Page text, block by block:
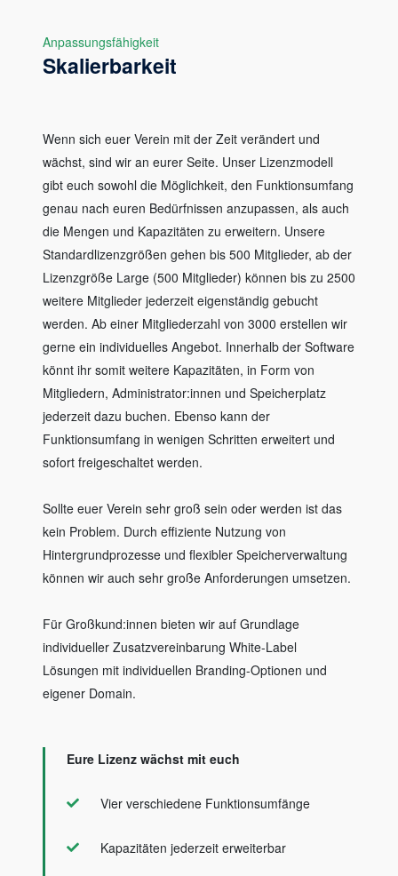
Anpassungsfähigkeit
Skalierbarkeit
Wenn sich euer Verein mit der Zeit verändert und
wächst, sind wir an eurer Seite. Unser Lizenzmodell
gibt euch sowohl die Möglichkeit, den Funktionsumfang
genau nach euren Bedürfnissen anzupassen, als auch
die Mengen und Kapazitäten zu erweitern. Unsere
Standardlizenzgrößen gehen bis 500 Mitglieder, ab der
Lizenzgröße Large (500 Mitglieder) können bis zu 2500
weitere Mitglieder jederzeit eigenständig gebucht
werden. Ab einer Mitgliederzahl von 3000 erstellen wir
gerne ein individuelles Angebot. Innerhalb der Software
könnt ihr somit weitere Kapazitäten, in Form von
Mitgliedern, Administrator:innen und Speicherplatz
jederzeit dazu buchen. Ebenso kann der
Funktionsumfang in wenigen Schritten erweitert und
sofort freigeschaltet werden.
Sollte euer Verein sehr groß sein oder werden ist das
kein Problem. Durch effiziente Nutzung von
Hintergrundprozesse und flexibler Speicherverwaltung
können wir auch sehr große Anforderungen umsetzen.
Für Großkund:innen bieten wir auf Grundlage
individueller Zusatzvereinbarung White-Label
Lösungen mit individuellen Branding-Optionen und
eigener Domain.
Eure Lizenz wächst mit euch
Vier verschiedene Funktionsumfänge
Kapazitäten jederzeit erweiterbar